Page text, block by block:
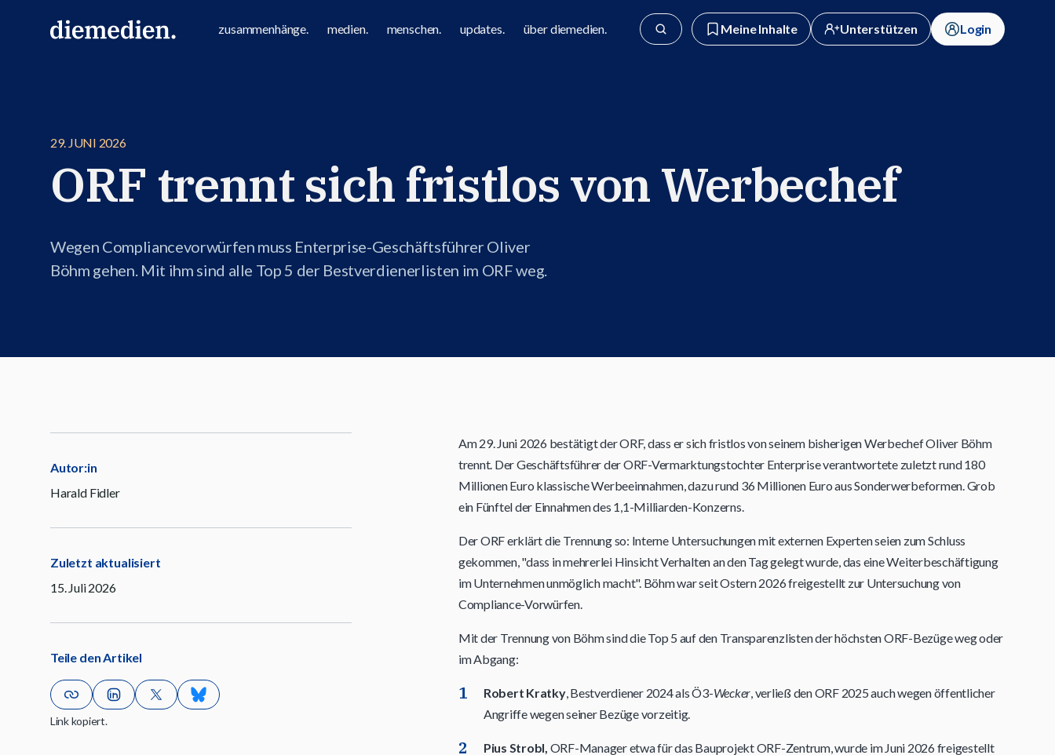
zusammenhänge. medien. menschen. updates. über diemedien. Meine Inhalte Unterstützen Login
29. JUNI 2026
ORF trennt sich fristlos von Werbechef
Wegen Compliancevorwürfen muss Enterprise-Geschäftsführer Oliver
Böhm gehen. Mit ihm sind alle Top 5 der Bestverdienerlisten im ORF weg.
Autor:in
Harald Fidler
Zuletzt aktualisiert
15. Juli 2026
Teile den Artikel
Link kopiert.
Am 29. Juni 2026 bestätigt der ORF, dass er sich fristlos von seinem bisherigen Werbechef Oliver Böhm
trennt. Der Geschäftsführer der ORF-Vermarktungstochter Enterprise verantwortete zuletzt rund 180
Millionen Euro klassische Werbeeinnahmen, dazu rund 36 Millionen Euro aus Sonderwerbeformen. Grob
ein Fünftel der Einnahmen des 1,1-Milliarden-Konzerns.
Der ORF erklärt die Trennung so: Interne Untersuchungen mit externen Experten seien zum Schluss
gekommen, "dass in mehrerlei Hinsicht Verhalten an den Tag gelegt wurde, das eine Weiterbeschäftigung
im Unternehmen unmöglich macht". Böhm war seit Ostern 2026 freigestellt zur Untersuchung von
Compliance-Vorwürfen.
Mit der Trennung von Böhm sind die Top 5 auf den Transparenzlisten der höchsten ORF-Bezüge weg oder
im Abgang:
Robert Kratky, Bestverdiener 2024 als Ö3-Wecker, verließ den ORF 2025 auch wegen öffentlicher
Angriffe wegen seiner Bezüge vorzeitig.
Pius Strobl, ORF-Manager etwa für das Bauprojekt ORF-Zentrum, wurde im Juni 2026 freigestellt